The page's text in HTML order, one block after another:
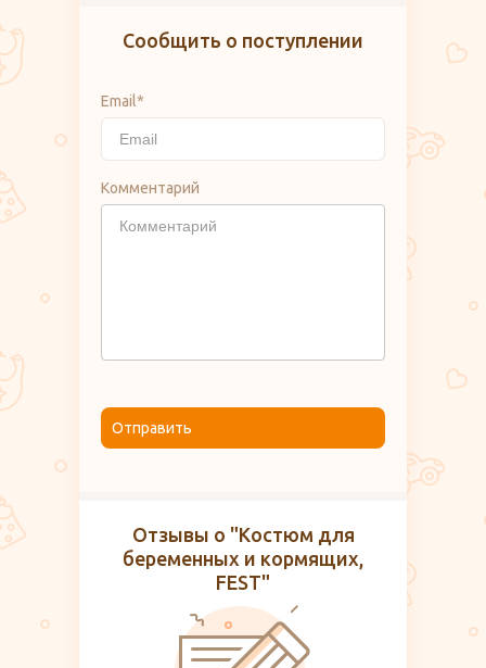
Сообщить о поступлении
Email*
Комментарий
Отправить
Отзывы о "Костюм для
беременных и кормящих,
FEST"